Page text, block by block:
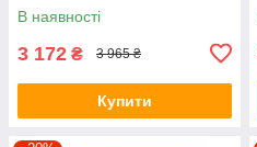
В наявності
3 172 ₴ 3 965 ₴
Купити